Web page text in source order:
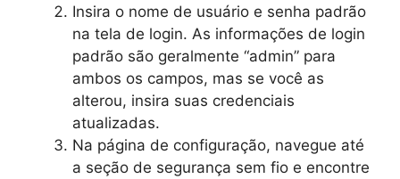
Insira o nome de usuário e senha padrão
na tela de login. As informações de login
padrão são geralmente “admin” para
ambos os campos, mas se você as
alterou, insira suas credenciais
atualizadas.
Na página de configuração, navegue até
a seção de segurança sem fio e encontre